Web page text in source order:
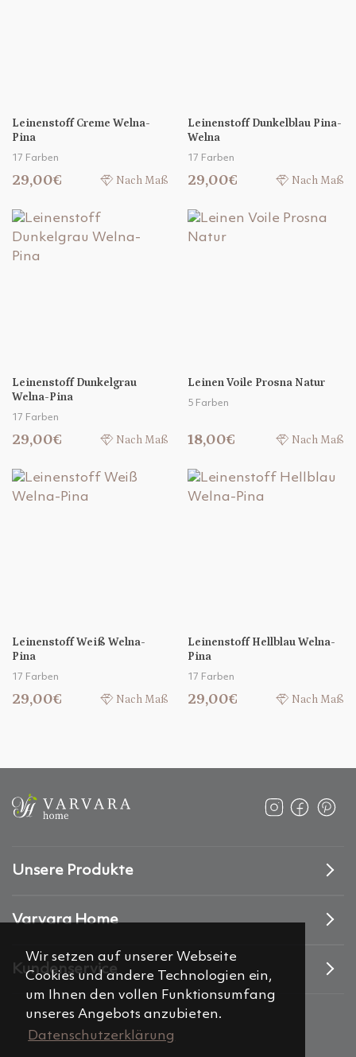
Wir setzen auf unserer Webseite
Cookies und andere Technologien ein,
um Ihnen den vollen Funktionsumfang
unseres Angebots anzubieten.
Datenschutzerklärung
Leinenstoff Creme Welna-
Pina
17 Farben
29,00€ Nach Maß
Leinenstoff Dunkelblau Pina-
Welna
17 Farben
29,00€ Nach Maß
Leinenstoff Dunkelgrau
Welna-Pina
17 Farben
29,00€ Nach Maß
Leinen Voile Prosna Natur
5 Farben
18,00€ Nach Maß
Leinenstoff Weiß Welna-
Pina
17 Farben
29,00€ Nach Maß
Leinenstoff Hellblau Welna-
Pina
17 Farben
29,00€ Nach Maß
Unsere Produkte
Varvara Home
Kundenservice